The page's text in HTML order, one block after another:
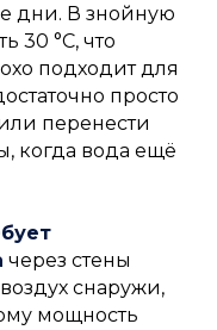
дни. В знойную
30 °C, что
подходит для
просто
перенести
когда вода ещё
через стены
снаружи,
мощность